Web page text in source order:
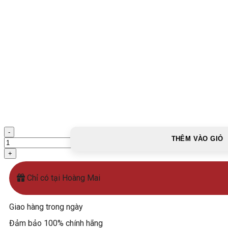
Vòi
rửa
đồng
cổ
HM-
5002F
số
THÊM VÀO GIỎ
Chỉ có tại Hoàng Mai
Giao hàng trong ngày
Đảm bảo 100% chính hãng